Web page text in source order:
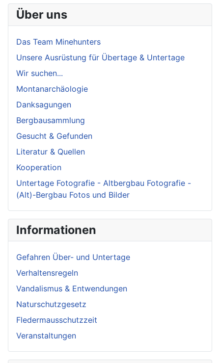
Über uns
Das Team Minehunters
Unsere Ausrüstung für Übertage & Untertage
Wir suchen...
Montanarchäologie
Danksagungen
Bergbausammlung
Gesucht & Gefunden
Literatur & Quellen
Kooperation
Untertage Fotografie - Altbergbau Fotografie -
(Alt)-Bergbau Fotos und Bilder
Informationen
Gefahren Über- und Untertage
Verhaltensregeln
Vandalismus & Entwendungen
Naturschutzgesetz
Fledermausschutzzeit
Veranstaltungen